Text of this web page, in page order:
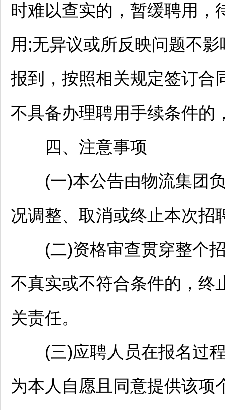
时难以查实的，暂缓聘用，
用;无异议或所反映问题不
报到，按照相关规定签订合
不具备办理聘用手续条件的
四、注意事项
(一)本公告由物流集团负
况调整、取消或终止本次招
(二)资格审查贯穿整个
不真实或不符合条件的，终
关责任。
(三)应聘人员在报名过程
为本人自愿且同意提供该项